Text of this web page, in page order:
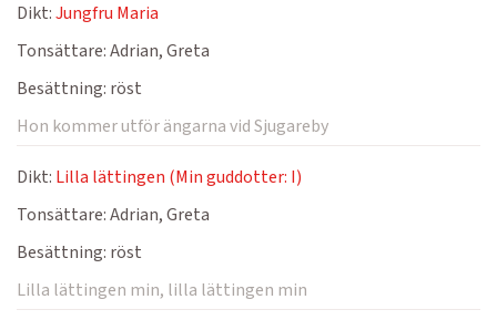
Dikt:Jungfru Maria
Tonsättare:Adrian, Greta
Besättning: röst
Hon kommer utför ängarna vid Sjugareby
Dikt: Lilla lättingen (Min guddotter: I)
Tonsättare:Adrian, Greta
Besättning: röst
Lilla lättingen min, lilla lättingen min